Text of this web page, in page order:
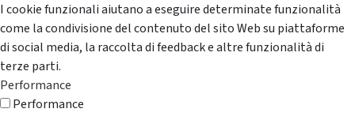
I cookie funzionali aiutano a eseguire determinate funzionalità
come la condivisione del contenuto del sito Web su piattaforme
di social media, la raccolta di feedback e altre funzionalità di
terze parti.
Performance
Performance